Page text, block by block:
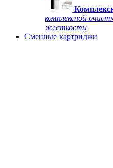
комплексной
жесткости
Сменные картриджи